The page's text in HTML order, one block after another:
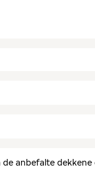
anbefalte